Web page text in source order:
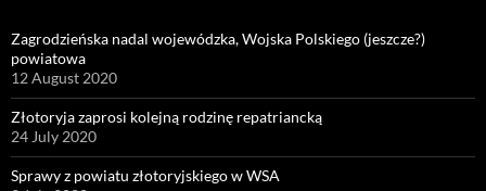
Zagrodzieńska nadal wojewódzka, Wojska Polskiego (jeszcze?)
powiatowa
12 August 2020
Złotoryja zaprosi kolejną rodzinę repatriancką
24 July 2020
Sprawy z powiatu złotoryjskiego w WSA